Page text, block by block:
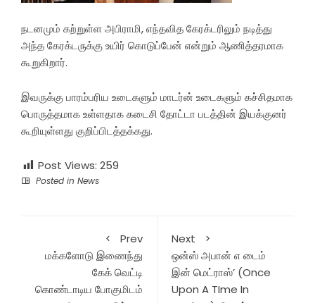
நடனமும் கற்றுள்ள அபிராமி, எந்தவித கேரக்டரிலும் நடித்து
அந்த கேரக்டருக்கு உயிர் கொடுப்பேன் என்றும் ஆணித்தரமாக
கூறுகிறார்.
இவருக்கு பாரம்பரிய உடைகளும் மாடர்ன் உடைகளும் கச்சிதமாக
பொருத்தமாக உள்ளதாக கடைசி தோட்டா படத்தின் இயக்குனர்
கூறியுள்ளது குறிப்பிடத்தக்கது.
Post Views: 259
Posted in News
Prev
மக்களோடு இணைந்து
கேக் வெட்டி
கொண்டாடிய போகுமிடம்
Next
ஒன்ஸ் அபான் எ டைம்
இன் மெட்ராஸ்’ (Once
Upon A TIme In